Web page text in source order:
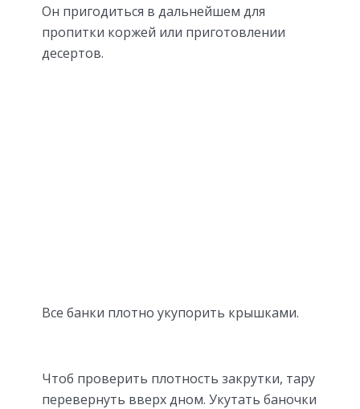
Он пригодиться в дальнейшем для
пропитки коржей или приготовлении
десертов.
Все банки плотно укупорить крышками.
Чтоб проверить плотность закрутки, тару
перевернуть вверх дном. Укутать баночки